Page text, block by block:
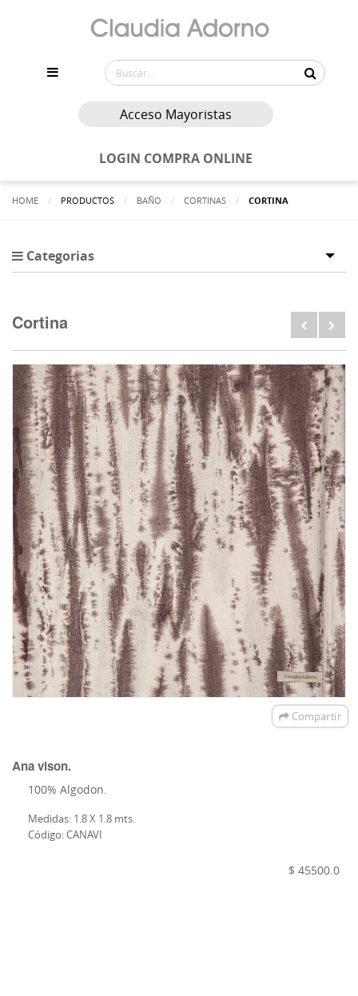
Acceso Mayoristas
LOGIN COMPRA ONLINE
HOME PRODUCTOS BAÑO CORTINAS ACTUALMENTE:
CORTINA
Categorias
Cortina
Compartir
Ana vison.
100% Algodon.
Medidas: 1.8 X 1.8 mts.
Código: CANAVI
$ 45500.0